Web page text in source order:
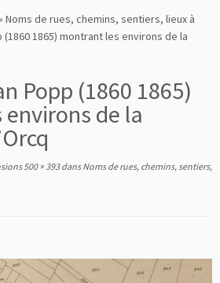
Noms de rues, chemins, sentiers, lieux à
(1860 1865) montrant les environs de la
Popp (1860 1865)
de la
500 × 393dansNoms de rues, chemins, sentiers,